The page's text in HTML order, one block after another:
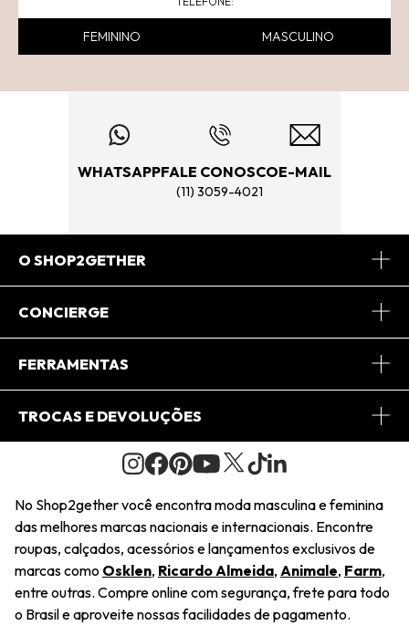
FEMININO MASCULINO
WHATSAPPFALE CONOSCO
(11) 3059-4021
E-MAIL
O SHOP2GETHER
Sobre Nós
Journal
Saiu na Mídia
Sustentabilidade
Navegando
CONCIERGE
Central de Relacionamento
Regulamento e Promoções
FERRAMENTAS
Minha Conta
Pedido de Presente
Wishlist
TROCAS E DEVOLUÇÕES
Condições Gerais
Troca Fácil
Restituição de Pagamento
Dúvidas Frequentes
No Shop2gether você encontra moda masculina e feminina
das melhores marcas nacionais e internacionais. Encontre
roupas, calçados, acessórios e lançamentos exclusivos de
marcas como Osklen, Ricardo Almeida, Animale, Farm,
entre outras. Compre online com segurança, frete para todo
o Brasil e aproveite nossas facilidades de pagamento.